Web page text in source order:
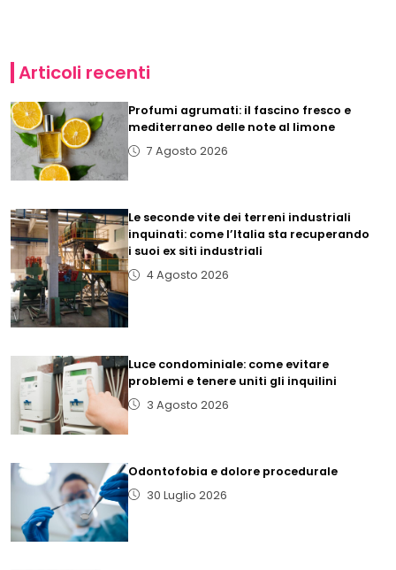
Articoli recenti
Profumi agrumati: il fascino fresco e
mediterraneo delle note al limone
7 Agosto 2026
Le seconde vite dei terreni industriali
inquinati: come l’Italia sta recuperando
i suoi ex siti industriali
4 Agosto 2026
Luce condominiale: come evitare
problemi e tenere uniti gli inquilini
3 Agosto 2026
Odontofobia e dolore procedurale
30 Luglio 2026